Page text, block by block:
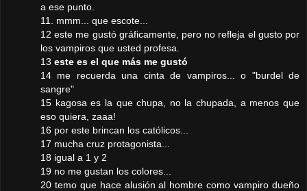
a ese punto.
11. mmm... que escote...
12 este me gustó gráficamente, pero no refleja el gusto por
los vampiros que usted profesa.
13 este es el que más me gustó
14 me recuerda una cinta de vampiros... o "burdel de
sangre"
15 kagosa es la que chupa, no la chupada, a menos que
eso quiera, zaaa!
16 por este brincan los católicos...
17 mucha cruz protagonista...
18 igual a 1 y 2
19 no me gustan los colores...
20 temo que hace alusión al hombre como vampiro dueño